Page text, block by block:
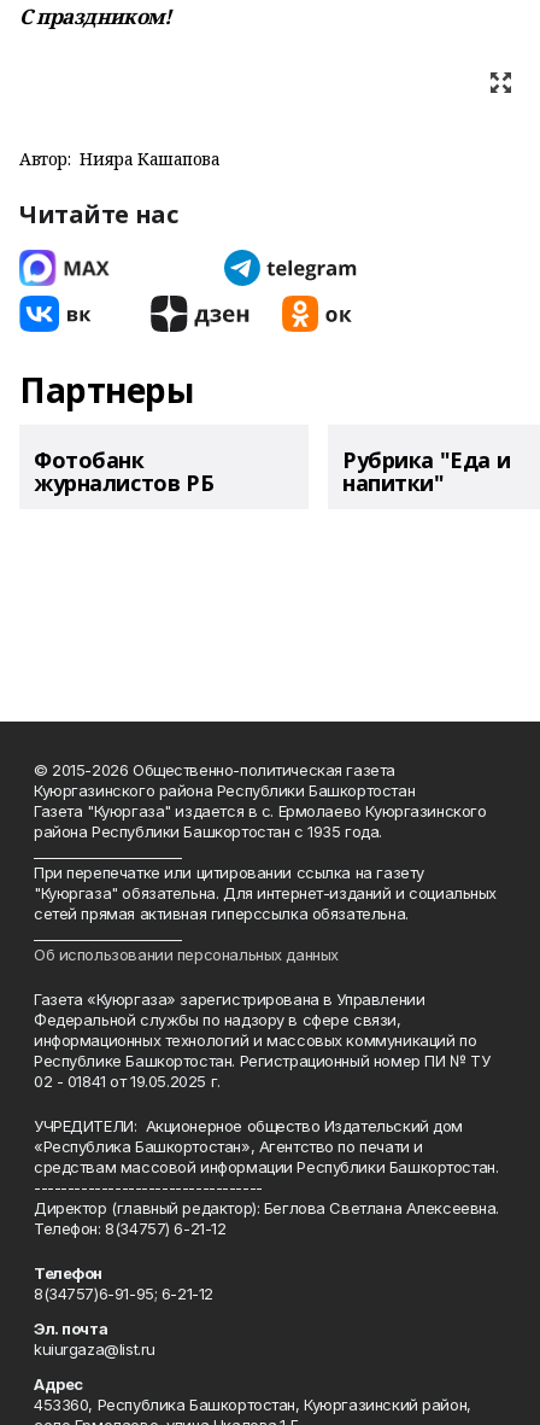
С праздником!
Автор: Нияра Кашапова
Читайте нас
Партнеры
Фотобанк
журналистов РБ
Рубрика "Еда и
напитки"
© 2015-2026 Общественно-политическая газета
Куюргазинского района Республики Башкортостан
Газета "Куюргаза" издается в с. Ермолаево Куюргазинского
района Республики Башкортостан с 1935 года.
При перепечатке или цитировании ссылка на газету
"Куюргаза" обязательна. Для интернет-изданий и социальных
сетей прямая активная гиперссылка обязательна.
Об использовании персональных данных
Газета «Куюргаза» зарегистрирована в Управлении
Федеральной службы по надзору в сфере связи,
информационных технологий и массовых коммуникаций по
Республике Башкортостан. Регистрационный номер ПИ № ТУ
02 - 01841 от 19.05.2025 г.
УЧРЕДИТЕЛИ: Акционерное общество Издательский дом
«Республика Башкортостан», Агентство по печати и
средствам массовой информации Республики Башкортостан.
----------------------------------
Директор (главный редактор): Беглова Светлана Алексеевна.
Телефон: 8(34757) 6-21-12
Телефон
8(34757)6-91-95; 6-21-12
Эл. почта
kuiurgaza@list.ru
Адрес
453360, Республика Башкортостан, Куюргазинский район,